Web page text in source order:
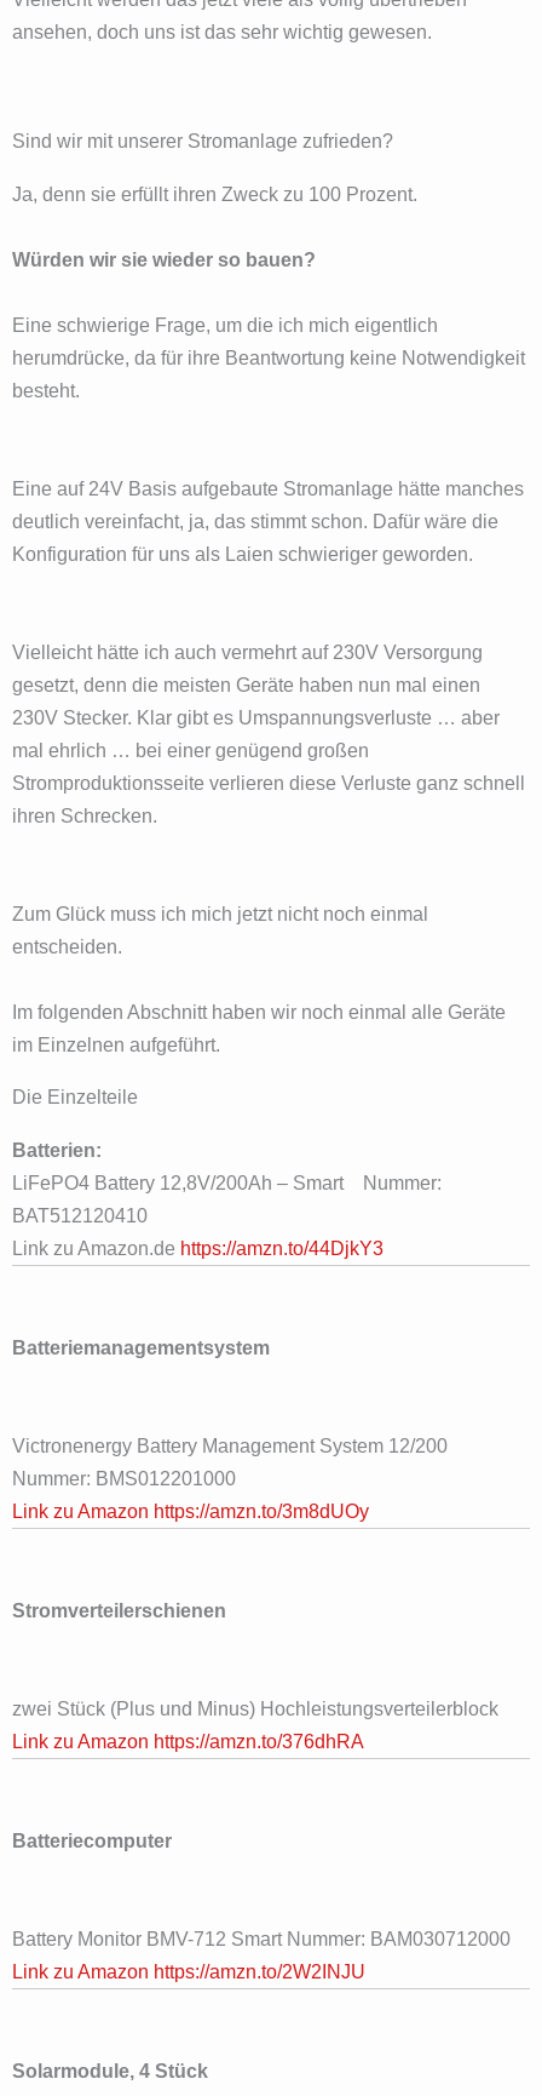
ansehen, doch uns ist das sehr wichtig gewesen.
Sind wir mit unserer Stromanlage zufrieden?
Ja, denn sie erfüllt ihren Zweck zu 100 Prozent.
Würden wir sie wieder so bauen?
Eine schwierige Frage, um die ich mich eigentlich
herumdrücke, da für ihre Beantwortung keine Notwendigkeit
besteht.
Eine auf 24V Basis aufgebaute Stromanlage hätte manches
deutlich vereinfacht, ja, das stimmt schon. Dafür wäre die
Konfiguration für uns als Laien schwieriger geworden.
Vielleicht hätte ich auch vermehrt auf 230V Versorgung
gesetzt, denn die meisten Geräte haben nun mal einen
230V Stecker. Klar gibt es Umspannungsverluste … aber
mal ehrlich … bei einer genügend großen
Stromproduktionsseite verlieren diese Verluste ganz schnell
ihren Schrecken.
Zum Glück muss ich mich jetzt nicht noch einmal
entscheiden.
Im folgenden Abschnitt haben wir noch einmal alle Geräte
im Einzelnen aufgeführt.
Die Einzelteile
Batterien:
LiFePO4 Battery 12,8V/200Ah – Smart Nummer:
BAT512120410
Link zu Amazon.de https://amzn.to/44DjkY3
Batteriemanagementsystem
Victronenergy Battery Management System 12/200
Nummer: BMS012201000
Link zu Amazon https://amzn.to/3m8dUOy
Stromverteilerschienen
zwei Stück (Plus und Minus) Hochleistungsverteilerblock
Link zu Amazon https://amzn.to/376dhRA
Batteriecomputer
Battery Monitor BMV-712 Smart Nummer: BAM030712000
Link zu Amazon https://amzn.to/2W2INJU
Solarmodule, 4 Stück